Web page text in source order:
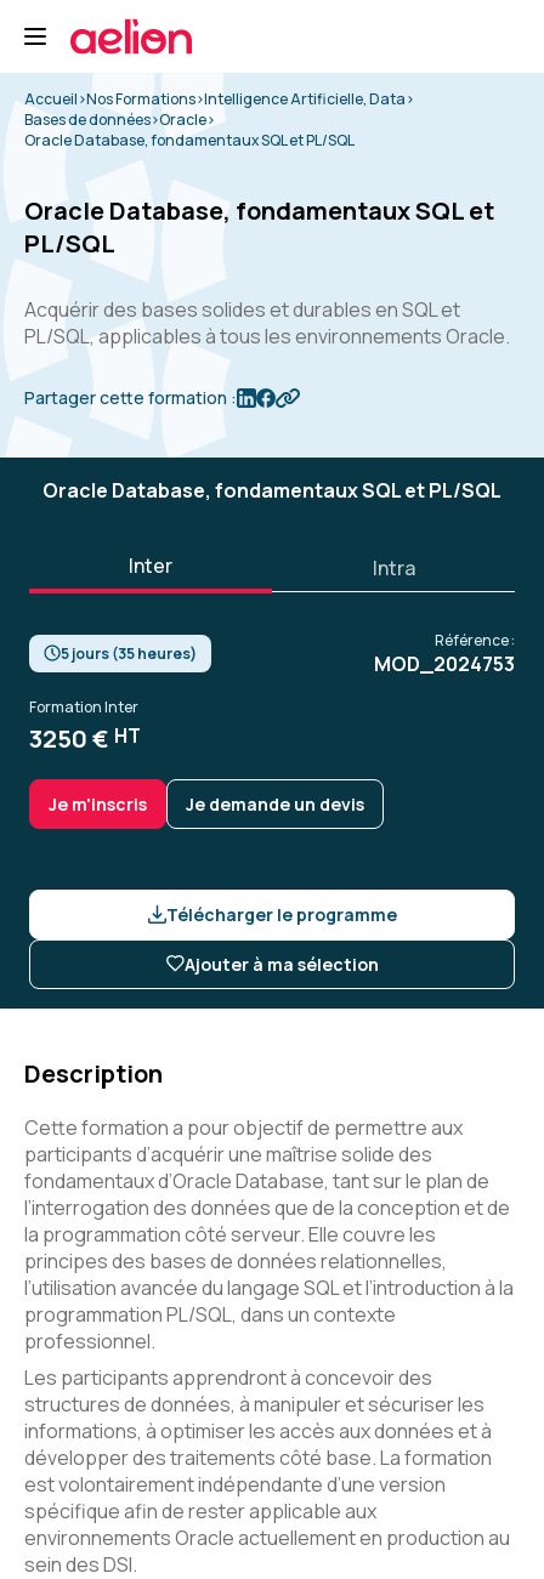
Accueil>Nos Formations>Intelligence Artificielle, Data>
Bases de données>Oracle>
Oracle Database, fondamentaux SQL et PL/SQL
Oracle Database, fondamentaux SQL et
PL/SQL
Acquérir des bases solides et durables en SQL et
PL/SQL, applicables à tous les environnements Oracle.
Partager cette formation :
Oracle Database, fondamentaux SQL et PL/SQL
Inter Intra
5 jours (35 heures)
Référence :
MOD_2024753
Formation Inter
3250 € HT
Je m'inscris Je demande un devis
Télécharger le programme
Ajouter à ma sélection
Description
Cette formation a pour objectif de permettre aux
participants d’acquérir une maîtrise solide des
fondamentaux d’Oracle Database, tant sur le plan de
l’interrogation des données que de la conception et de
la programmation côté serveur. Elle couvre les
principes des bases de données relationnelles,
l’utilisation avancée du langage SQL et l’introduction à la
programmation PL/SQL, dans un contexte
professionnel.
Les participants apprendront à concevoir des
structures de données, à manipuler et sécuriser les
informations, à optimiser les accès aux données et à
développer des traitements côté base. La formation
est volontairement indépendante d’une version
spécifique afin de rester applicable aux
environnements Oracle actuellement en production au
sein des DSI.